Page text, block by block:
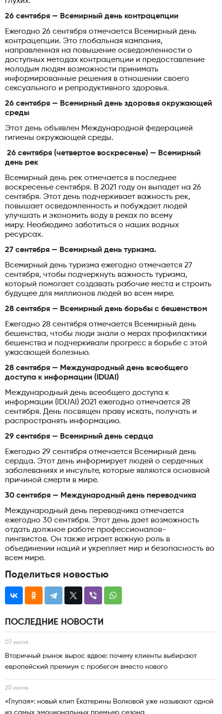
26 сентября — Всемирный день контрацепции
Ежегодно 26 сентября отмечается Всемирный день
контрацепции. Это глобальная кампания,
направленная на повышение осведомленности о
доступных методах контрацепции и предоставление
молодым людям возможности принимать
информированные решения в отношении своего
сексуального и репродуктивного здоровья.
26 сентября — Всемирный день здоровья окружающей
среды
Этот день объявлен Международной федерацией
гигиены окружающей среды.
26 сентября (четвертое воскресенье) — Всемирный
день рек
Всемирный день рек отмечается в последнее
воскресенье сентября. В 2021 году он выпадет на 26
сентября. Этот день подчеркивает важность рек,
повышает осведомленность и побуждает людей
улучшать и экономить воду в реках по всему
миру. Необходимо заботиться о наших водных
ресурсах.
27 сентября — Всемирный день туризма.
Всемирный день туризма ежегодно отмечается 27
сентября, чтобы подчеркнуть важность туризма,
который помогает создавать рабочие места и строить
будущее для миллионов людей во всем мире.
28 сентября — Всемирный день борьбы с бешенством
Ежегодно 28 сентября отмечается Всемирный день
бешенства, чтобы люди знали о мерах профилактики
бешенства и подчеркивали прогресс в борьбе с этой
ужасающей болезнью.
28 сентября — Международный день всеобщего
доступа к информации (IDUAI)
Международный день всеобщего доступа к
информации (IDUAI) 2021 ежегодно отмечается 28
сентября. День посвящен праву искать, получать и
распространять информацию.
29 сентября — Всемирный день сердца
Ежегодно 29 сентября отмечается Всемирный день
сердца. Этот день информирует людей о сердечных
заболеваниях и инсульте, которые являются основной
причиной смерти в мире.
30 сентября — Международный день переводчика
Международный день переводчика отмечается
ежегодно 30 сентября. Этот день дает возможность
отдать должное работе профессионалов-
лингвистов. Он также играет важную роль в
объединении наций и укрепляет мир и безопасность во
всем мире.
Поделиться новостью
ПОСЛЕДНИЕ НОВОСТИ
07 июля
Вторичный рынок вырос вдвое: почему клиенты выбирают
европейский премиум с пробегом вместо нового
20 июня
«Глупая»: новый клип Екатерины Волковой уже называют одной